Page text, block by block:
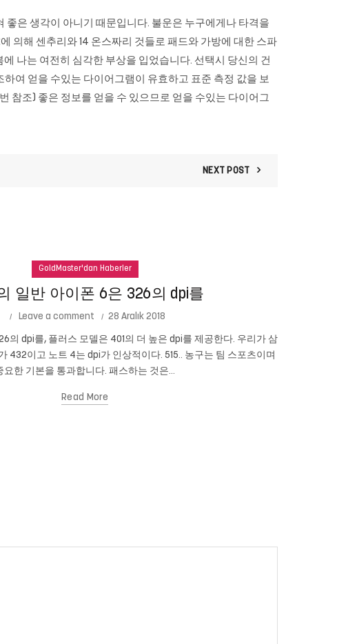
은 생각이 아니기 때문입니다. 불운은 누구에게나 타격을
의해 센추리와 14 온스짜리 것들로 패드와 가방에 대한 스파
나는 여전히 심각한 부상을 입었습니다. 선택시 당신의 건
여 얻을 수있는 다이어그램이 유효하고 표준 측정 값을 보
참조) 좋은 정보를 얻을 수 있으므로 얻을 수있는 다이어그
NEXT POST
GoldMaster'dan Haberler
일반 아이폰 6은 326의 dpi를
Leave a comment 28 Aralık 2018
의 dpi를, 플러스 모델은 401의 더 높은 dpi를 제공한다. 우리가 삼
432이고 노트 4는 dpi가 인상적이다. 515.. 농구는 팀 스포츠이며
요한 기본을 통과합니다. 패스하는 것은...
Read More